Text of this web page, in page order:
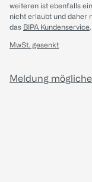
weiteren ist ebenfalls
nicht erlaubt und daher
das BIPA Kundenservice.
MwSt. gesenkt
Meldung